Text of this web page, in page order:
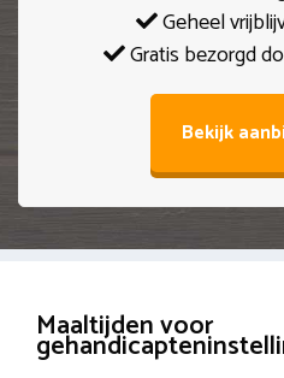
Geheel
Gratis bezorgd
Bekijk
Maaltijden voor